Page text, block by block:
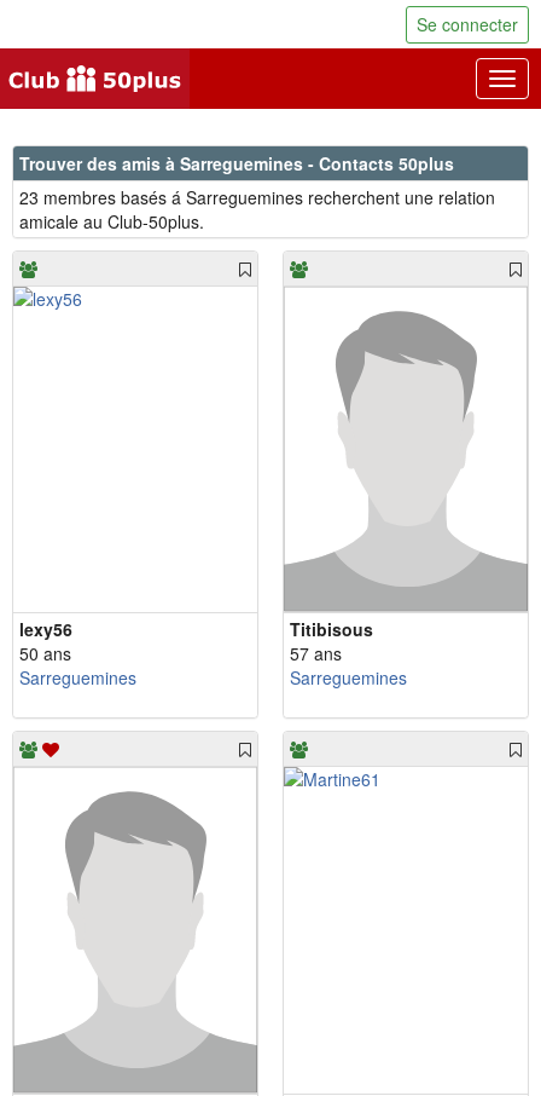
Se connecter
Trouver des amis à Sarreguemines - Contacts 50plus
23 membres basés á Sarreguemines recherchent une relation
amicale au Club-50plus.
lexy56
50 ans
Sarreguemines
Titibisous
57 ans
Sarreguemines